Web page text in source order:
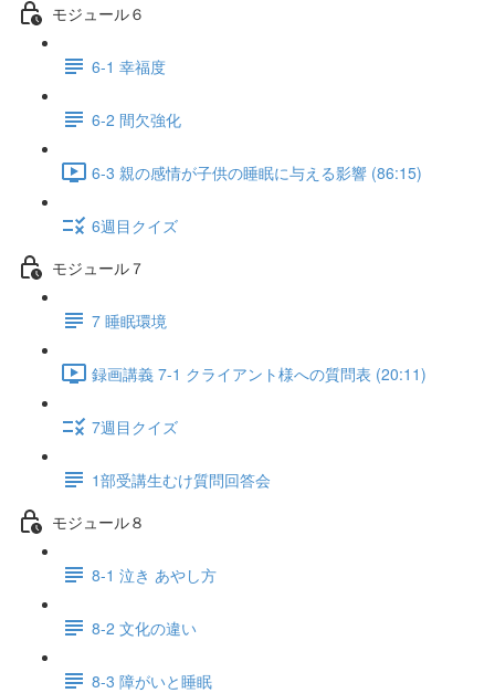
モジュール６
6-1 幸福度
6-2 間欠強化
6-3 親の感情が子供の睡眠に与える影響 (86:15)
6週目クイズ
モジュール７
7 睡眠環境
録画講義 7-1 クライアント様への質問表 (20:11)
7週目クイズ
1部受講生むけ質問回答会
モジュール８
8-1 泣き あやし方
8-2 文化の違い
8-3 障がいと睡眠